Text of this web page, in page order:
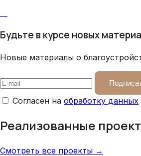
Будьте в курсе новых
Новые материалы о
Согласен на обработку данных
Реализованные
Смотреть все проекты →